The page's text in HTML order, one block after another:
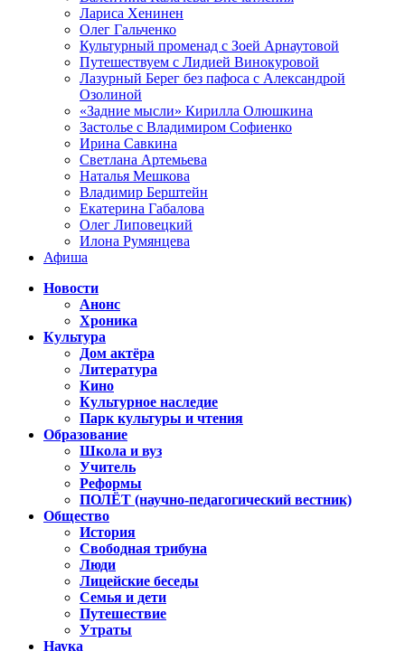
Лариса Хенинен
Олег Гальченко
Культурный променад с Зоей Арнаутовой
Путешествуем с Лидией Винокуровой
Лазурный Берег без пафоса с Александрой
Озолиной
«Задние мысли» Кирилла Олюшкина
Застолье с Владимиром Софиенко
Ирина Савкина
Светлана Артемьева
Наталья Мешкова
Владимир Берштейн
Екатерина Габалова
Олег Липовецкий
Илона Румянцева
Афиша
Новости
Анонс
Хроника
Культура
Дом актёра
Литература
Кино
Культурное наследие
Парк культуры и чтения
Образование
Школа и вуз
Учитель
Реформы
ПОЛЁТ (научно-педагогический вестник)
Общество
История
Свободная трибуна
Люди
Лицейские беседы
Семья и дети
Путешествие
Утраты
Наука